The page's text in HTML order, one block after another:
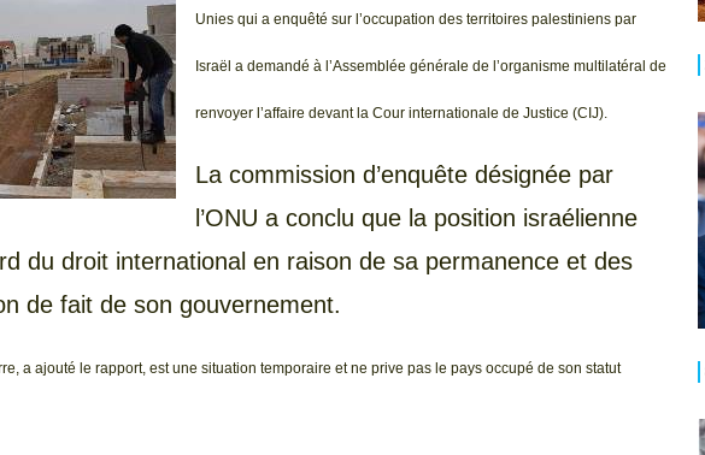
Unies qui a enquêté sur l’occupation des territoires palestiniens par
Israël a demandé à l’Assemblée générale de l’organisme multilatéral de
renvoyer l’affaire devant la Cour internationale de Justice (CIJ).
La commission d’enquête désignée par
l’ONU a conclu que la position israélienne
du droit international en raison de sa permanence et des
de fait de son gouvernement.
a ajouté le rapport, est une situation temporaire et ne prive pas le pays occupé de son statut